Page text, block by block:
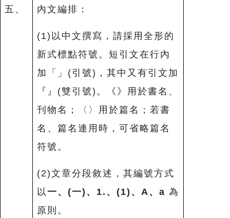
五、 內文編排：
(1)以中文撰寫，請採用全形的
新式標點符號。短引文在行內
加「」(引號)，其中又有引文加
『』(雙引號)。《》用於書名、
刊物名；〈〉用於篇名；若書
名、篇名連用時，可省略篇名
符號。
(2)文章分段敘述，其編號方式
以 一、 (一) 、 1. 、 (1) 、 A 、 a 為
原則。